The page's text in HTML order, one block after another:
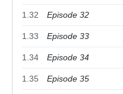
1.32 Episode 32
1.33 Episode 33
1.34 Episode 34
1.35 Episode 35